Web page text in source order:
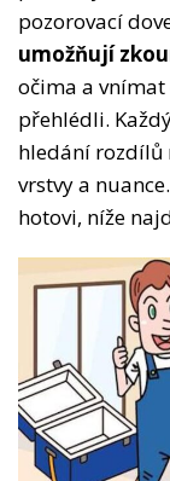
pozorovací
umožňují
očima a
přehlédli.
hledání rozdílů
vrstvy a
hotovi, níže